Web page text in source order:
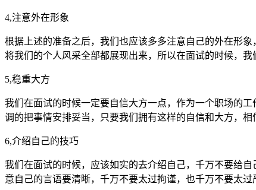
4,注意外在形象
根据上述的准备之后，我们也应该多多注意自己的外在形
将我们的个人风采全部都展现出来，所以在面试的时候，我
5,稳重大方
我们在面试的时候一定要自信大方一点，作为一个职场的
调的把事情安排妥当，只要我们拥有这样的自信和大方，相
6,介绍自己的技巧
我们在面试的时候，应该如实的去介绍自己，千万不要给
意自己的言语要清晰，千万不要太过拘谨，也千万不要太过